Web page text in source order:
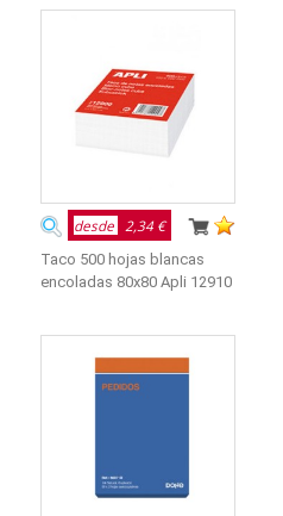
desde 2,34 €
Taco 500 hojas blancas
encoladas 80x80 Apli 12910